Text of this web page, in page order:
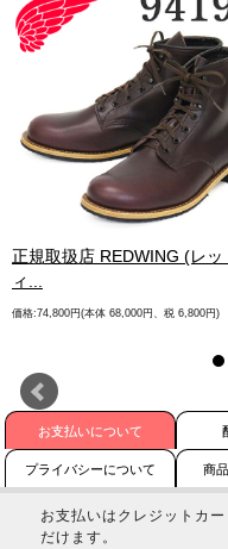
正規取扱店 REDWING (レッ
ィ...
価格:74,800円(本体 68,000円、税 6,800円)
お支払いについて
プライバシーについて 商
お支払いはクレジットカ
だけます。